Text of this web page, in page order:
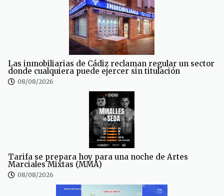
Las inmobiliarias de Cádiz reclaman regular un sector
donde cualquiera puede ejercer sin titulación
08/08/2026
Tarifa se prepara hoy para una noche de Artes
Marciales Mixtas (MMA)
08/08/2026